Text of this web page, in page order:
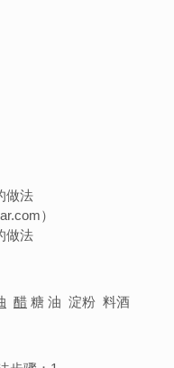
）
醋 糖 油 淀粉 料酒